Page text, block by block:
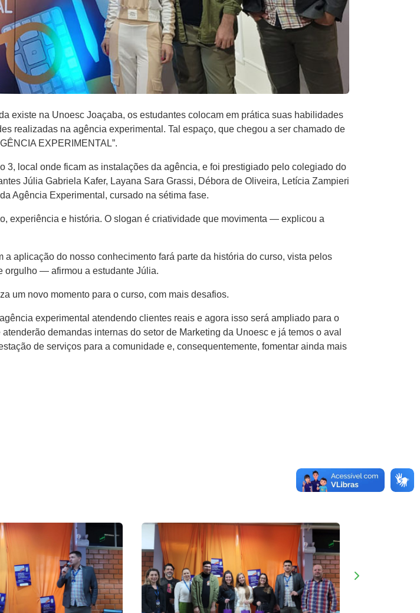
existe na Unoesc Joaçaba, os estudantes colocam em prática suas habilidades
realizadas na agência experimental. Tal espaço, que chegou a ser chamado de
EXPERIMENTAL”.
local onde ficam as instalações da agência, e foi prestigiado pelo colegiado do
Júlia Gabriela Kafer, Layana Sara Grassi, Débora de Oliveira, Letícia Zampieri
Agência Experimental, cursado na sétima fase.
experiência e história. O slogan é criatividade que movimenta — explicou a
aplicação do nosso conhecimento fará parte da história do curso, vista pelos
orgulho — afirmou a estudante Júlia.
um novo momento para o curso, com mais desafios.
experimental atendendo clientes reais e agora isso será ampliado para o
demandas internas do setor de Marketing da Unoesc e já temos o aval
de serviços para a comunidade e, consequentemente, fomentar ainda mais